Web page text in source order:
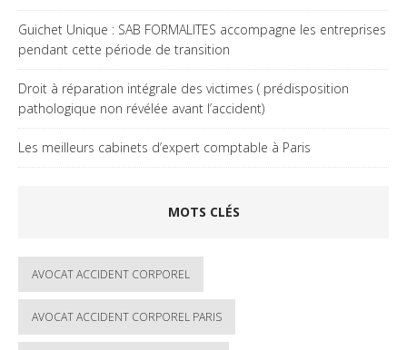
Guichet Unique : SAB FORMALITES accompagne les entreprises
pendant cette période de transition
Droit à réparation intégrale des victimes ( prédisposition
pathologique non révélée avant l’accident)
Les meilleurs cabinets d’expert comptable à Paris
MOTS CLÉS
AVOCAT ACCIDENT CORPOREL
AVOCAT ACCIDENT CORPOREL PARIS